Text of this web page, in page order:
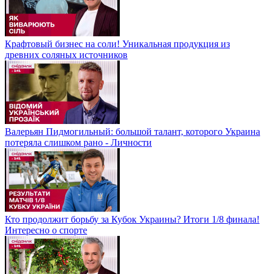
Крафтовый бизнес на соли! Уникальная продукция из
древних соляных источников
Валерьян Пидмогильный: большой талант, которого Украина
потеряла слишком рано - Личности
Кто продолжит борьбу за Кубок Украины? Итоги 1/8 финала!
Интересно о спорте